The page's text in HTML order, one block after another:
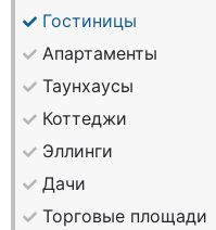
Гостиницы
Апартаменты
Таунхаусы
Коттеджи
Эллинги
Дачи
Торговые площади